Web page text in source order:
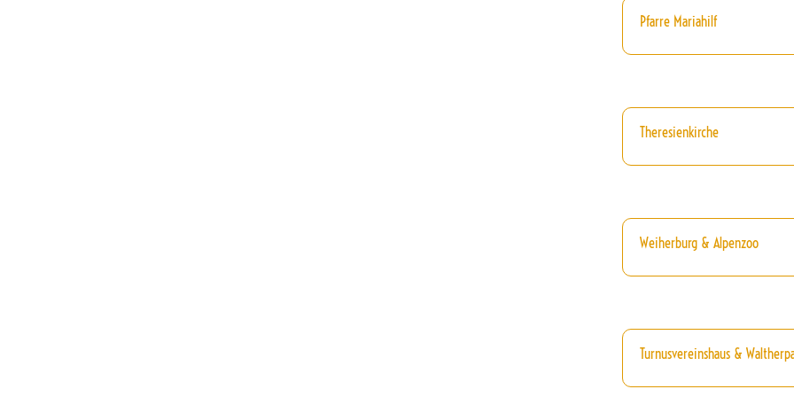
Pfarre Mariahilf
Theresienkirche
Weiherburg & Alpenzoo
Turnusvereinshaus &